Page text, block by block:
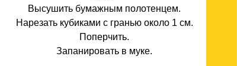
Высушить бумажным полотенцем.
Нарезать кубиками с гранью около 1 см.
Поперчить.
Запанировать в муке.